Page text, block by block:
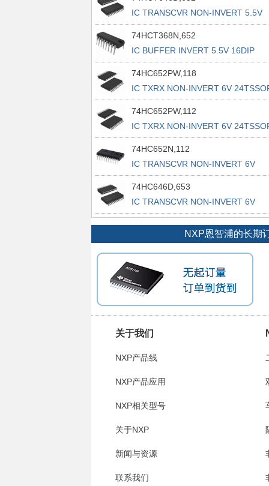
IC TRANSCVR NON-INVERT 5.5V
24SO
74HCT368N,652
IC BUFFER INVERT 5.5V 16DIP
74HC652PW,118
IC TXRX NON-INVERT 6V
74HC652PW,112
IC TXRX NON-INVERT 6V
74HC652N,112
IC TRANSCVR NON-INVERT 6V
24DIP
74HC646D,653
IC TRANSCVR NON-INVERT 6V
24SO
NXP恩智浦的长期
关于我们
NXP产品线
NXP产品应用
NXP相关型号
关于NXP
新闻与资源
联系我们